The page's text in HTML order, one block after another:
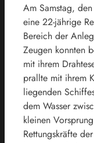
Am Samstag,
eine 22-jährige
Bereich der
Zeugen konnten
mit ihrem
prallte mit ihrem
liegenden
dem Wasser
kleinen
Rettungskräfte